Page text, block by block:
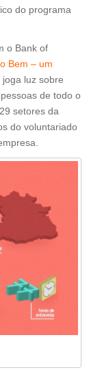
do programa
o Bank of
Bem – um
joga luz sobre
de todo o
setores da
do voluntariado